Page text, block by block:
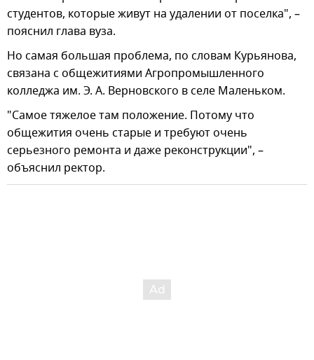
студентов, которые живут на удалении от поселка", –
пояснил глава вуза.
Но самая большая проблема, по словам Курьянова,
связана с общежитиями Агропромышленного
колледжа им. Э. А. Верновского в селе Маленьком.
"Самое тяжелое там положение. Потому что
общежития очень старые и требуют очень
серьезного ремонта и даже реконструкции", –
объяснил ректор.